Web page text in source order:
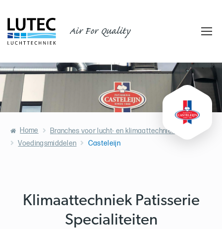
Air For Quality
Home
Branches voor lucht- en klimaattechniek
Voedingsmiddelen
Casteleijn
Klimaattechniek Patisserie
Specialiteiten